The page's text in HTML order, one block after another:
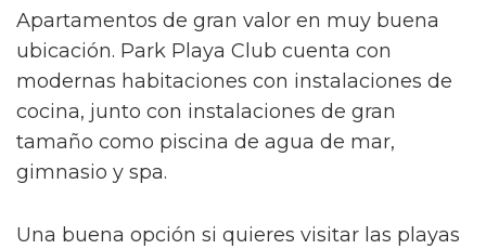
Apartamentos de gran valor en muy buena
ubicación. Park Playa Club cuenta con
modernas habitaciones con instalaciones de
cocina, junto con instalaciones de gran
tamaño como piscina de agua de mar,
gimnasio y spa.
Una buena opción si quieres visitar las playas